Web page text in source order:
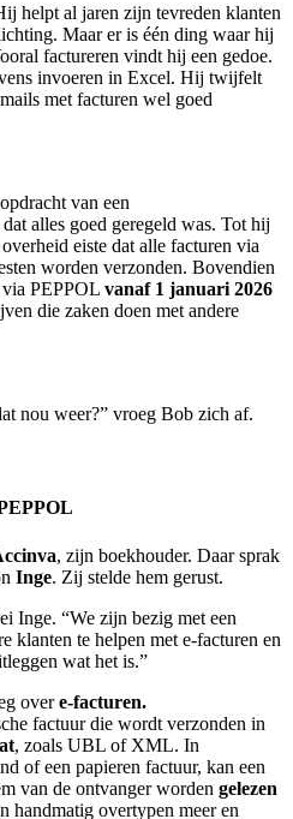
helpt al jaren zijn tevreden klanten
Maar er is één ding waar hij
factureren vindt hij een gedoe.
invoeren in Excel. Hij twijfelt
met facturen wel goed
van een
alles goed geregeld was. Tot hij
eiste dat alle facturen via
worden verzonden. Bovendien
PEPPOL vanaf 1 januari 2026
die zaken doen met andere
nou weer?” vroeg Bob zich af.
, zijn boekhouder. Daar sprak
Inge. Zij stelde hem gerust.
Inge. “We zijn bezig met een
klanten te helpen met e-facturen en
wat het is.”
overe-facturen.
factuur die wordt verzonden in
, zoals UBL of XML. In
of een papieren factuur, kan een
van de ontvanger worden gelezen
handmatig overtypen meer en